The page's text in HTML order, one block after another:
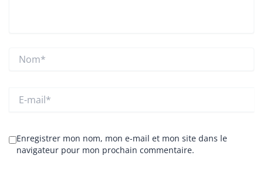
mail*
Enregistrer mon nom, mon e-mail et mon site dans le
navigateur pour mon prochain commentaire.